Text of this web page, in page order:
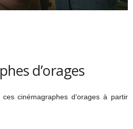
d’orages
cinémagraphes d’orages à partir